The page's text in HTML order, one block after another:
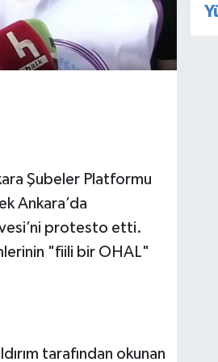
Şubeler Platformu
Ankara’da
protesto etti.
"fiili bir OHAL"
tarafından okunan